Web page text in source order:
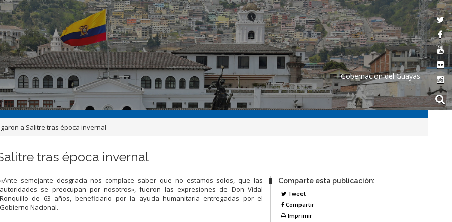
Gobernacion del Guayas
a Salitre tras época invernal
tras época invernal
«Ante semejante desgracia nos complace saber que no estamos solos, que las
autoridades se preocupan por nosotros», fueron las expresiones de Don Vidal
Ronquillo de 63 años, beneficiario por la ayuda humanitaria entregadas por el
Gobierno Nacional.
Comparte esta publicación:
Tweet
Compartir
Imprimir